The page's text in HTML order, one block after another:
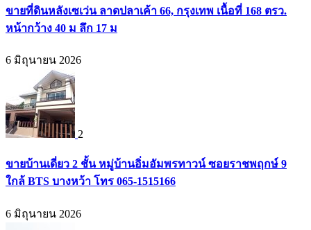
ขายที่ดินหลังเซเว่น ลาดปลาเค้า 66, กรุงเทพ เนื้อที่ 168 ตรว.
หน้ากว้าง 40 ม ลึก 17 ม
6 มิถุนายน 2026
2
ขายบ้านเดี่ยว 2 ชั้น หมู่บ้านอิ่มอัมพรทาวน์ ซอยราชพฤกษ์ 9
ใกล้ BTS บางหว้า โทร 065-1515166
6 มิถุนายน 2026